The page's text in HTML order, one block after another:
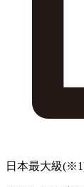
日本最大級